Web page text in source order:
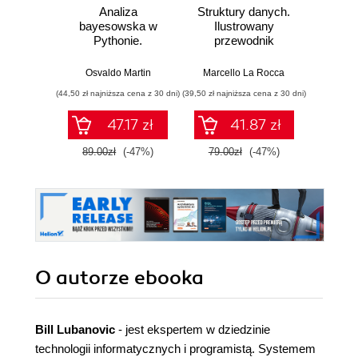
Analiza
bayesowska w
Pythonie.
przewodnik po
probabilistycznym.
Wydanie III
Osvaldo Martin
(44,50 zł najniższa cena z 30 dni)
47.17 zł
89.00zł (-47%)
Struktury danych.
Ilustrowany
przewodnik
Marcello La Rocca
(39,50 zł najniższa cena z 30 dni)
41.87 zł
79.00zł (-47%)
O autorze ebooka
Bill Lubanovic - jest ekspertem w dziedzinie
technologii informatycznych i programistą. Systemem